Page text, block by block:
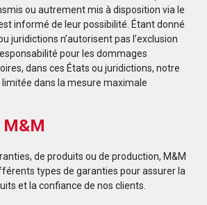
ou autrement mis à disposition via le
informé de leur possibilité. Étant donné
juridictions n’autorisent pas l’exclusion
pour les dommages
dans ces États ou juridictions, notre
dans la mesure maximale
M&M
de produits ou de production, M&M
types de garanties pour assurer la
et la confiance de nos clients.